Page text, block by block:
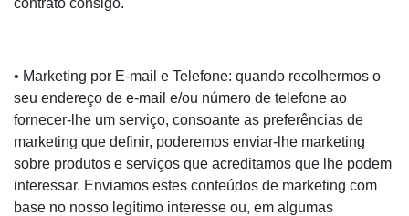
• Marketing por E-mail e Telefone: quando recolhermos o
seu endereço de e-mail e/ou número de telefone ao
fornecer-lhe um serviço, consoante as preferências de
marketing que definir, poderemos enviar-lhe marketing
sobre produtos e serviços que acreditamos que lhe podem
interessar. Enviamos estes conteúdos de marketing com
base no nosso legítimo interesse ou, em algumas